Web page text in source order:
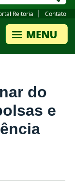
Reitoria Contato
do
e